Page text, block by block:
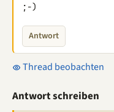
;-)
Antwort
Thread beobachten
Antwort schreiben